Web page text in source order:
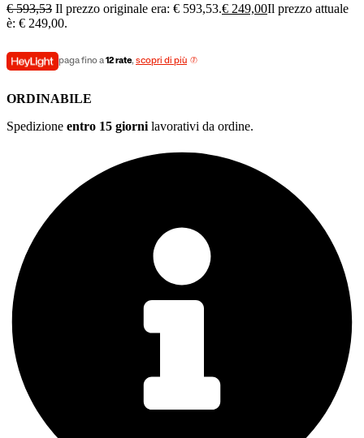
€593,53 Il prezzo originale era: € 593,53.€ 249,00Il prezzo attuale
è: € 249,00.
paga fino a12 rate, scopri di più
ORDINABILE
Spedizione entro 15 giorni lavorativi da ordine.